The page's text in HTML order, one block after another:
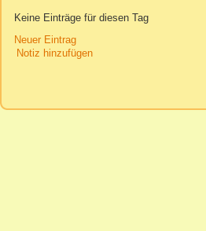
Keine Einträge für diesen Tag
Neuer Eintrag
Notiz hinzufügen